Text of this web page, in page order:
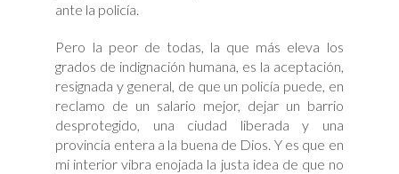
ante la policía.
Pero la peor de todas, la que más eleva los
grados de indignación humana, es la aceptación,
resignada y general, de que un policía puede, en
reclamo de un salario mejor, dejar un barrio
desprotegido, una ciudad liberada y una
provincia entera a la buena de Dios. Y es que en
mi interior vibra enojada la justa idea de que no